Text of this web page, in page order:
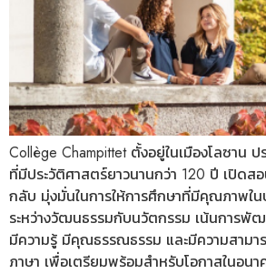
Collège Champittet ตั้งอยู่ในเมืองโลซาน
ที่มีประวัติศาสตร์ยาวนานกว่า 120 ปี เปิดส
กลับ มุ่งมั่นในการให้การศึกษาที่มีคุณภาพใ
ระหว่างวัฒนธรรมกับนวัตกรรม เน้นการพั
มีความรู้ มีคุณธรรณธรรม และมีความสามา
ภาษา เพื่อเตรียมพร้อมสำหรับโอกาสในอนา